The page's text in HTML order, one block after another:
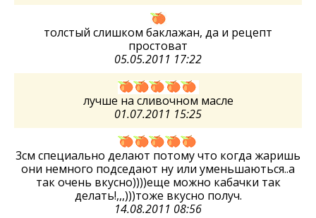
толстый слишком баклажан, да и рецепт
простоват
05.05.2011 17:22
лучше на сливочном масле
01.07.2011 15:25
3см специально делают потому что когда жаришь
они немного подседают ну или уменьшаються..а
так очень вкусно))))еще можно кабачки так
делать!,,,)))тоже вкусно получ.
14.08.2011 08:56